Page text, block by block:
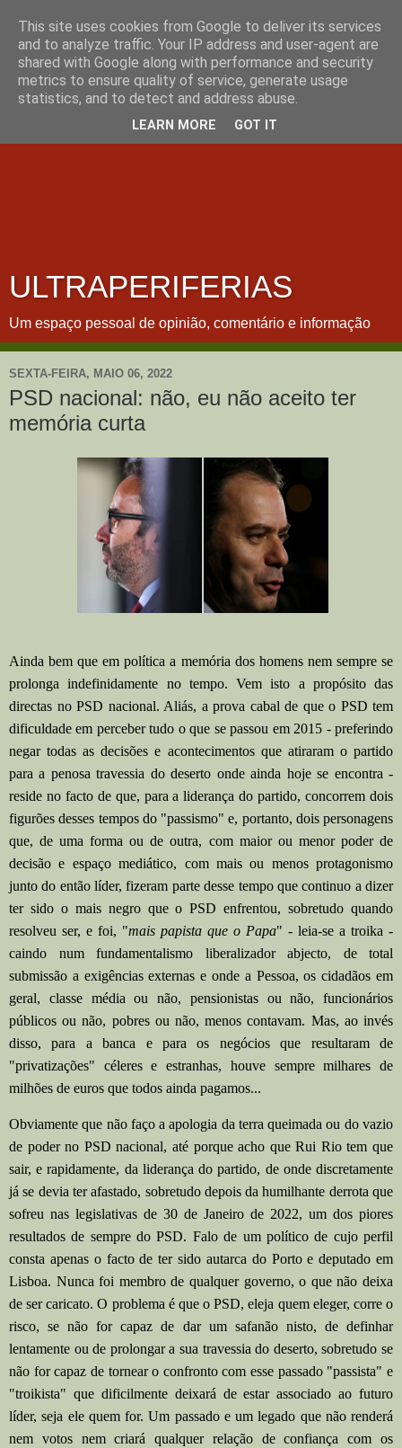
ULTRAPERIFERIAS
Um espaço pessoal de opinião, comentário e informação
SEXTA-FEIRA, MAIO 06, 2022
PSD nacional: não, eu não aceito ter
memória curta
Ainda bem que em política a memória dos homens nem sempre se
prolonga indefinidamente no tempo. Vem isto a propósito das
directas no PSD nacional. Aliás, a prova cabal de que o PSD tem
dificuldade em perceber tudo o que se passou em 2015 - preferindo
negar todas as decisões e acontecimentos que atiraram o partido
para a penosa travessia do deserto onde ainda hoje se encontra -
reside no facto de que, para a liderança do partido, concorrem dois
figurões desses tempos do "passismo" e, portanto, dois personagens
que, de uma forma ou de outra, com maior ou menor poder de
decisão e espaço mediático, com mais ou menos protagonismo
junto do então líder, fizeram parte desse tempo que continuo a dizer
ter sido o mais negro que o PSD enfrentou, sobretudo quando
resolveu ser, e foi, "mais papista que o Papa" - leia-se a troika -
caindo num fundamentalismo liberalizador abjecto, de total
submissão a exigências externas e onde a Pessoa, os cidadãos em
geral, classe média ou não, pensionistas ou não, funcionários
públicos ou não, pobres ou não, menos contavam. Mas, ao invés
disso, para a banca e para os negócios que resultaram de
"privatizações" céleres e estranhas, houve sempre milhares de
milhões de euros que todos ainda pagamos...
Obviamente que não faço a apologia da terra queimada ou do vazio
de poder no PSD nacional, até porque acho que Rui Rio tem que
sair, e rapidamente, da liderança do partido, de onde discretamente
já se devia ter afastado, sobretudo depois da humilhante derrota que
sofreu nas legislativas de 30 de Janeiro de 2022, um dos piores
resultados de sempre do PSD. Falo de um político de cujo perfil
consta apenas o facto de ter sido autarca do Porto e deputado em
Lisboa. Nunca foi membro de qualquer governo, o que não deixa
de ser caricato. O problema é que o PSD, eleja quem eleger, corre o
risco, se não for capaz de dar um safanão nisto, de definhar
lentamente ou de prolongar a sua travessia do deserto, sobretudo se
não for capaz de tornear o confronto com esse passado "passista" e
"troikista" que dificilmente deixará de estar associado ao futuro
líder, seja ele quem for. Um passado e um legado que não renderá
nem votos nem criará qualquer relação de confiança com os
This site uses cookies from Google to deliver its services
and to analyze traffic. Your IP address and user-agent are
shared with Google along with performance and security
metrics to ensure quality of service, generate usage
statistics, and to detect and address abuse.
LEARN MORE GOT IT